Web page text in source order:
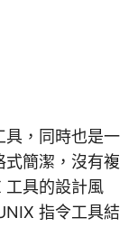
具，同時也是一
簡潔，沒有複
工具的設計風
指令工具結